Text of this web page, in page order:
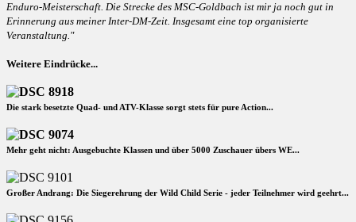
Enduro-Meisterschaft. Die Strecke des MSC-Goldbach ist mir ja noch gut in
Erinnerung aus meiner Inter-DM-Zeit. Insgesamt eine top organisierte
Veranstaltung."
Weitere Eindrücke...
Die stark besetzte Quad- und ATV-Klasse sorgt stets für pure Action...
Mehr geht nicht: Ausgebuchte Klassen und über 5000 Zuschauer übers WE...
Großer Andrang: Die Siegerehrung der Wild Child Serie - jeder Teilnehmer wird geehrt...